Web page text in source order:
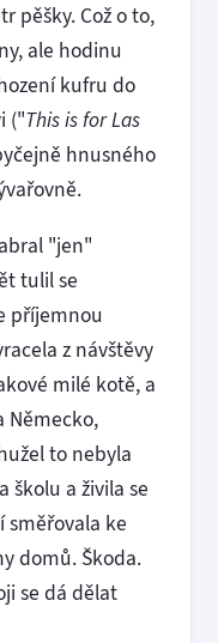
pěšky. Což o to,
ale hodinu
kufru do
("This is for Las
hnusného
"jen"
tulil se
příjemnou
z návštěvy
milé kotě, a
Německo,
to nebyla
školu a živila se
ke
domů. Škoda.
se dá dělat